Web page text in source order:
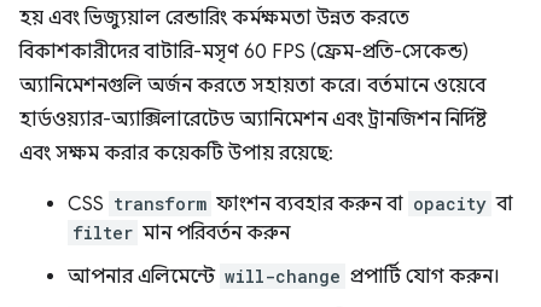
হয় এবং ভিজ্যুয়াল রেন্ডারিং কর্মক্ষমতা উন্নত করতে
বিকাশকারীদের বাটারি-মসৃণ 60 FPS (ফ্রেম-প্রতি-সেকেন্ড)
অ্যানিমেশনগুলি অর্জন করতে সহায়তা করে। বর্তমানে ওয়েবে
হার্ডওয়্যার-অ্যাক্সিলারেটেড অ্যানিমেশন এবং ট্রানজিশন নির্দিষ্ট
এবং সক্ষম করার কয়েকটি উপায় রয়েছে:
CSS transform ফাংশন ব্যবহার করুন বা opacity বা
filter মান পরিবর্তন করুন
আপনার এলিমেন্টে will-change প্রপার্টি যোগ করুন।